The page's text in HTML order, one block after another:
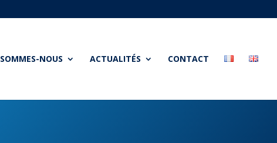
NOUS ACTUALITÉS CONTACT